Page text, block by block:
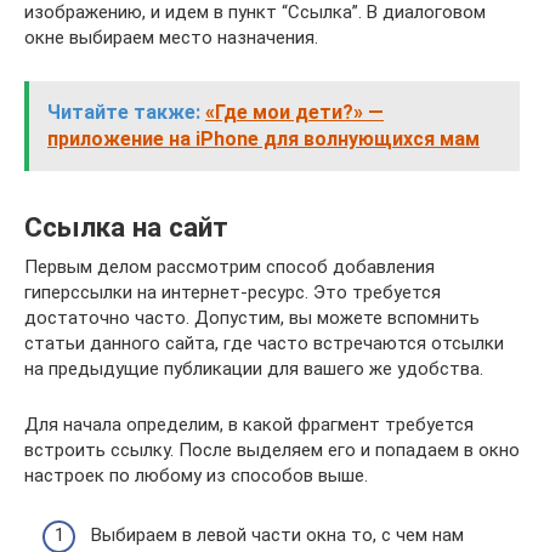
изображению, и идем в пункт “Ссылка”. В диалоговом
окне выбираем место назначения.
Читайте также: «Где мои дети?» —
приложение на iPhone для волнующихся мам
Ссылка на сайт
Первым делом рассмотрим способ добавления
гиперссылки на интернет-ресурс. Это требуется
достаточно часто. Допустим, вы можете вспомнить
статьи данного сайта, где часто встречаются отсылки
на предыдущие публикации для вашего же удобства.
Для начала определим, в какой фрагмент требуется
встроить ссылку. После выделяем его и попадаем в окно
настроек по любому из способов выше.
Выбираем в левой части окна то, с чем нам